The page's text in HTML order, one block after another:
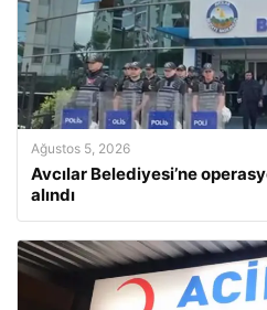
Ağustos 5, 2026
Avcılar Belediyesi’ne
alındı